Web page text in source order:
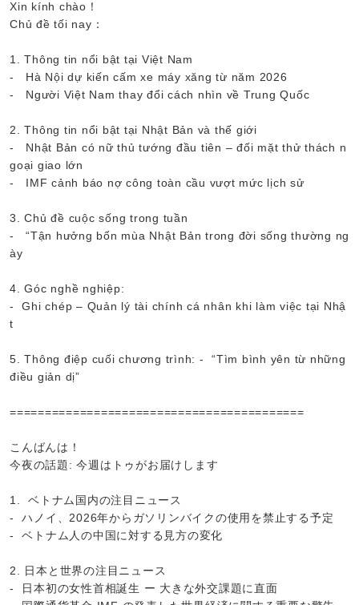
Xin kính chào！
Chủ đề tối nay：
1. Thông tin nổi bật tại Việt Nam
- Hà Nội dự kiến cấm xe máy xăng từ năm 2026
- Người Việt Nam thay đổi cách nhìn về Trung Quốc
2. Thông tin nổi bật tại Nhật Bản và thế giới
- Nhật Bản có nữ thủ tướng đầu tiên – đối mặt thử thách n
goại giao lớn
- IMF cảnh báo nợ công toàn cầu vượt mức lịch sử
3. Chủ đề cuộc sống trong tuần
- “Tận hưởng bốn mùa Nhật Bản trong đời sống thường ng
ày
4. Góc nghề nghiệp:
- Ghi chép – Quản lý tài chính cá nhân khi làm việc tại Nhậ
t
5. Thông điệp cuối chương trình: - “Tìm bình yên từ những
điều giản dị”
==========================================
こんばんは！
今夜の話題: 今週はトゥがお届けします
1. ベトナム国内の注目ニュース
- ハノイ、2026年からガソリンバイクの使用を禁止する予定
- ベトナム人の中国に対する見方の変化
2. 日本と世界の注目ニュース
- 日本初の女性首相誕生 ー 大きな外交課題に直面